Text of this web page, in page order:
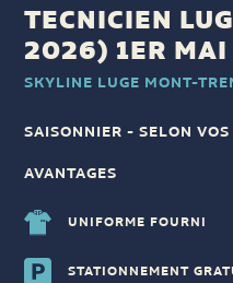
TECNICIEN
2026) 1ER MAI
SKYLINE LUGE MONT-
SAISONNIER - SELON
AVANTAGES
UNIFORME FOURNI
STATIONNEMENT